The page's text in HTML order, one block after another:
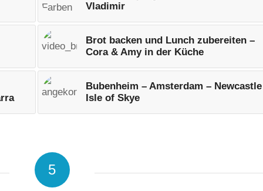
Vladimir
Brot backen und Lunch zubereiten –
Cora & Amy in der Küche
Bubenheim – Amsterdam –
Isle of Skye
5